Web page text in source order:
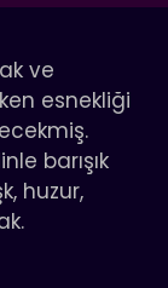
ve
esnekliği
barışık
huzur,